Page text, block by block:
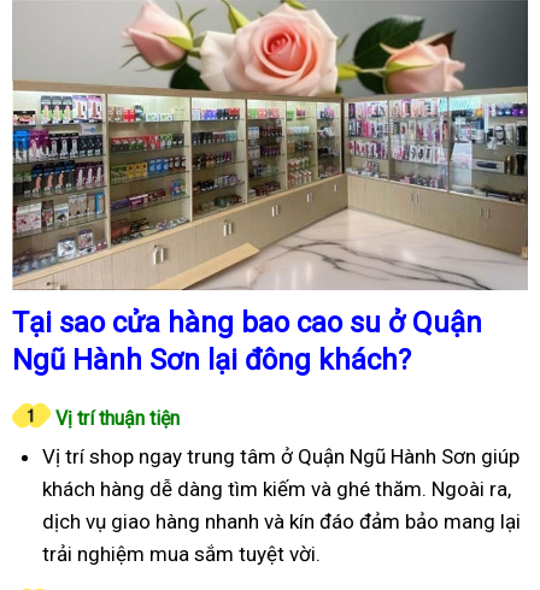
Tại sao cửa hàng bao cao su ở Quận
Ngũ Hành Sơn lại đông khách?
Vị trí thuận tiện
Vị trí shop ngay trung tâm ở Quận Ngũ Hành Sơn giúp
khách hàng dễ dàng tìm kiếm và ghé thăm. Ngoài ra,
dịch vụ giao hàng nhanh và kín đáo đảm bảo mang lại
trải nghiệm mua sắm tuyệt vời.